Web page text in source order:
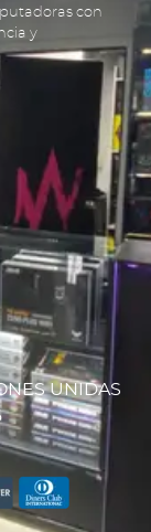
con
y
UNIDAS